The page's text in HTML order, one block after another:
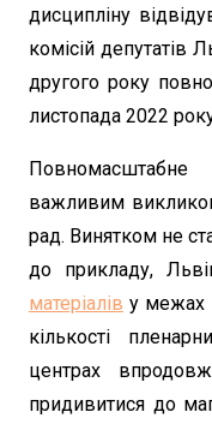
дисципліну
комісій депутатів
другого року
листопада 2022
Повномасштабне
важливим
рад. Винятком не
до прикладу,
матеріалів у межах
кількості
центрах
придивитися до